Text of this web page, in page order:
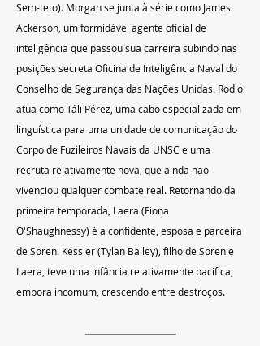
Sem-teto). Morgan se junta à série como James
Ackerson, um formidável agente oficial de
inteligência que passou sua carreira subindo nas
posições secreta Oficina de Inteligência Naval do
Conselho de Segurança das Nações Unidas. Rodlo
atua como Táli Pérez, uma cabo especializada em
linguística para uma unidade de comunicação do
Corpo de Fuzileiros Navais da UNSC e uma
recruta relativamente nova, que ainda não
vivenciou qualquer combate real. Retornando da
primeira temporada, Laera (Fiona
O'Shaughnessy) é a confidente, esposa e parceira
de Soren. Kessler (Tylan Bailey), filho de Soren e
Laera, teve uma infância relativamente pacífica,
embora incomum, crescendo entre destroços.